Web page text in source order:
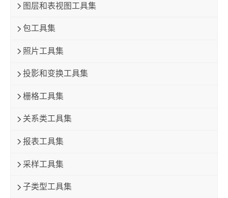
图层和表视图工具集
包工具集
照片工具集
投影和变换工具集
栅格工具集
关系类工具集
报表工具集
采样工具集
子类型工具集